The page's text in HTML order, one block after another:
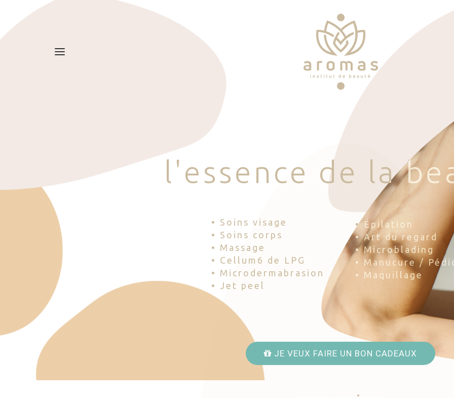
l 'esse nce d e la be
• Soins visage
• Soins corps
• Massage
• Cellum6 de LPG
• Microdermabrasion
• Jet peel
• Épilation
• Art du regard
• Microblading
• Manucure /
• Maquillage
JE VEUX FAIRE UN BON CADEAUX